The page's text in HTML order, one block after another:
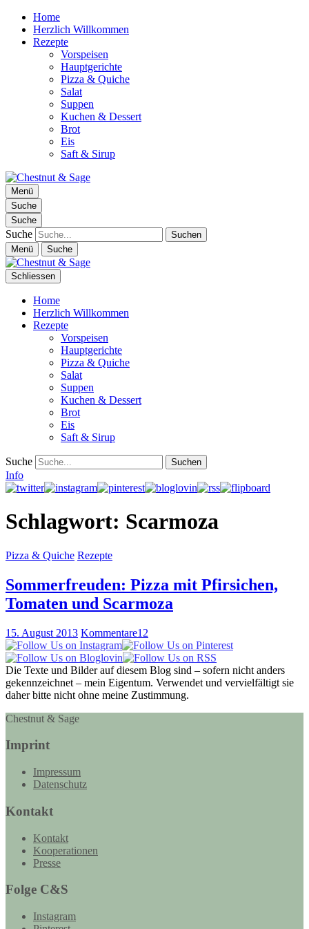
Home
Herzlich Willkommen
Rezepte
Vorspeisen
Hauptgerichte
Pizza & Quiche
Salat
Suppen
Kuchen & Dessert
Brot
Eis
Saft & Sirup
Chestnut & Sage
Foodblog | essen. trinken. genießen.
Menü
Suche
Suche
Suche
Menü Suche
Schliessen
Home
Herzlich Willkommen
Rezepte
Vorspeisen
Hauptgerichte
Pizza & Quiche
Salat
Suppen
Kuchen & Dessert
Brot
Eis
Saft & Sirup
Suche
Info
Schlagwort: Scarmoza
Pizza & Quiche Rezepte
Sommerfreuden: Pizza mit Pfirsichen,
Tomaten und Scarmoza
15. August 2013 Kommentare12
Die Texte und Bilder auf diesem Blog sind – sofern nicht anders
gekennzeichnet – mein Eigentum. Verwendet und vervielfältigt sie
daher bitte nicht ohne meine Zustimmung.
Chestnut & Sage
Imprint
Impressum
Datenschutz
Kontakt
Kontakt
Kooperationen
Presse
Folge C&S
Instagram